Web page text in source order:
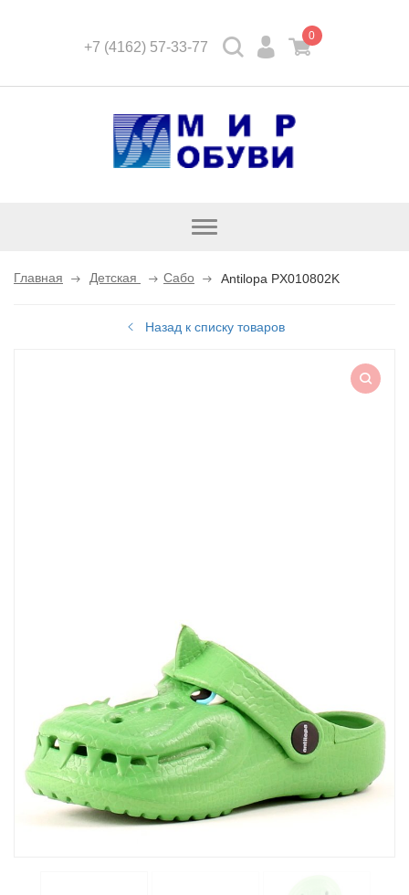
+7 (4162) 57-33-77
0
Открыть
Главная Детская Сабо Antilopa PX010802K
Назад к списку товаров